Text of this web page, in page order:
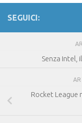
SEGUICI:
Senza Intel,
Rocket League